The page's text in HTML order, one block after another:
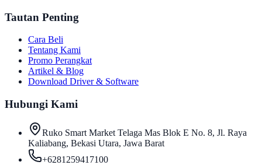
Tautan Penting
Cara Beli
Tentang Kami
Promo Perangkat
Artikel & Blog
Download Driver & Software
Hubungi Kami
Ruko Smart Market Telaga Mas Blok E No. 8, Jl. Raya
Kaliabang, Bekasi Utara, Jawa Barat
+6281259417100